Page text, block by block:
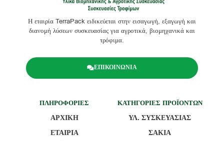
Η εταιρία TerraPack ειδικεύεται στην εισαγωγή, εξαγωγή και
διανομή λύσεων συσκευασίας για αγροτικά, βιομηχανικά και
τρόφιμα.
ΕΠΙΚΟΙΝΩΝΙΑ
ΠΛΗΡΟΦΟΡΙΕΣ
ΑΡΧΙΚΗ
ΕΤΑΙΡΙΑ
ΚΑΤΗΓΟΡΙΕΣ ΠΡΟΪΟΝΤΩΝ
ΥΛ. ΣΥΣΚΕΥΑΣΙΑΣ
ΣΑΚΙΑ